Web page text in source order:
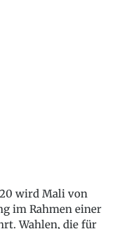
wird Mali von
im Rahmen einer
Wahlen, die für